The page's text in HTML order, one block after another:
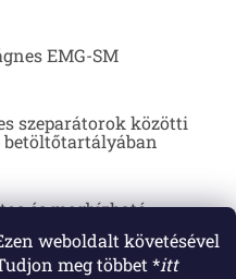
weboldalt követésével
meg többet *itt
EMG-SM
szeparátorok közötti
betöltőtartályában
és megbízható